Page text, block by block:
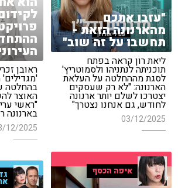
"עזבו אתכם
מהארנונה הזאת -
תחשבו על זה שוב"
ליאת רון קראה בפתח
תוכניתה לנתניהו ולסמוטריץ'
לסגת מההחלטה על העלאת
הארנונה: "לא רק שעסקים
יצטרכו לשלם יותר ארנונה
לחודש, גם אנחנו נצטרך"
03/12/2025
ראובן
'מגדילים'
בהחלטה
האוצר
"ראשי
בארנונה
12/2025
איפה הכסף